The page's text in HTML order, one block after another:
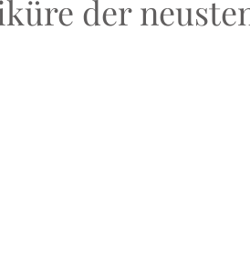
der